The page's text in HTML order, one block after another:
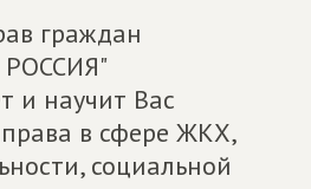
граждан
и научит Вас
права в сфере ЖКХ,
социальной